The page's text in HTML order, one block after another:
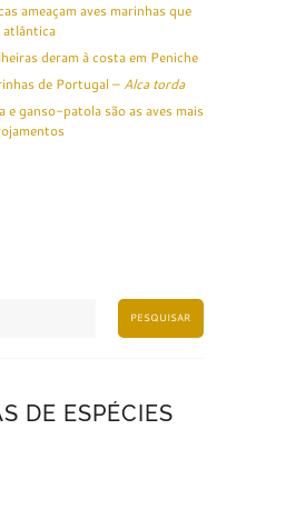
ameaçam aves marinhas que
atlântica
deram à costa em Peniche
de Portugal – Alca torda
ganso-patola são as aves mais
PESQUISAR
DE ESPÉCIES